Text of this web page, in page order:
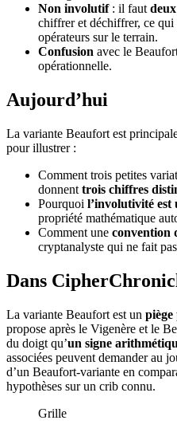
Non involutif: il faut
chiffrer et déchiffrer, ce
opérateurs sur le terrain.
Confusion avec le
opérationnelle.
Aujourd’hui
La variante Beaufort est
pour illustrer :
Comment trois petites
donnent trois chiffres
Pourquoi l’involutivité est
propriété mathématique
Comment une convention
cryptanalyste qui ne fait
Dans
La variante Beaufort est un piège
propose après le Vigenère et le
du doigt qu’un signe
associées peuvent demander au
d’un Beaufort-variante en
hypothèses sur un crib connu.
Grille